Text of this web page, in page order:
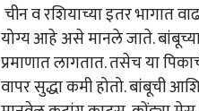
चीन व रशियाच्या इतर भागात
योग्य आहे असे मानले जाते.
प्रमाणात लागतात. तसेच या
वापर सुद्धा कमी होतो. बांबूची